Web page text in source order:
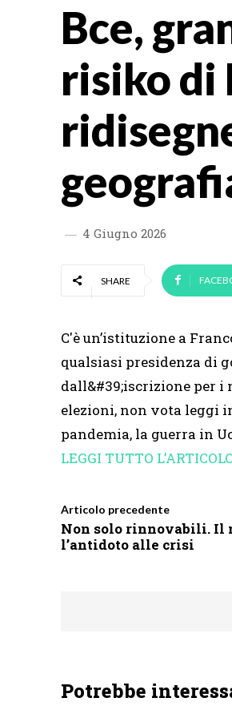
Bce,
risiko di
4 Giugno 2026
SHARE
C'è un’istituzione a
qualsiasi presidenza di
dall&#39;iscrizione per i
elezioni, non vota leggi
pandemia, la guerra in
LEGGI TUTTO
Articolo precedente
Non solo rinnovabili. Il
l’antidoto alle crisi
Potrebbe